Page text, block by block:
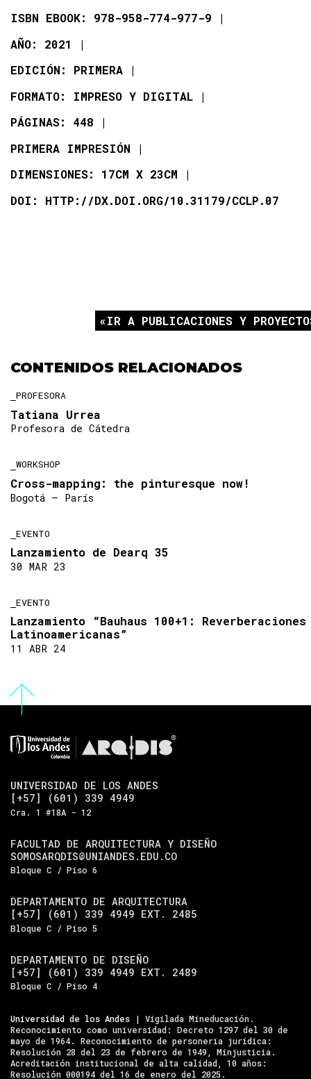
ISBN EBOOK: 978-958-774-977-9
AÑO: 2021
EDICIÓN: PRIMERA
FORMATO: IMPRESO Y DIGITAL
PÁGINAS: 448
PRIMERA IMPRESIÓN
DIMENSIONES: 17CM X 23CM
DOI: HTTP://DX.DOI.ORG/10.31179/CCLP.07
IR A PUBLICACIONES Y
CONTENIDOS RELACIONADOS
PROFESORA
Tatiana Urrea
Profesora de Cátedra
WORKSHOP
Cross-mapping: the pinturesque now!
Bogotá — París
EVENTO
Lanzamiento de Dearq 35
30 MAR 23
EVENTO
Lanzamiento “Bauhaus 100+1: Reverberaciones
Latinoamericanas”
11 ABR 24
UNIVERSIDAD DE LOS ANDES
[+57] (601) 339 4949
Cra. 1 #18A - 12
FACULTAD DE ARQUITECTURA Y DISEÑO
SOMOSARQDIS@UNIANDES.EDU.CO
Bloque C / Piso 6
DEPARTAMENTO DE ARQUITECTURA
[+57] (601) 339 4949 EXT. 2485
Bloque C / Piso 5
DEPARTAMENTO DE DISEÑO
[+57] (601) 339 4949 EXT. 2489
Bloque C / Piso 4
Universidad de los Andes | Vigilada Mineducación.
Reconocimiento como universidad: Decreto 1297 del 30 de
mayo de 1964. Reconocimiento de personería jurídica:
Resolución 28 del 23 de febrero de 1949, Minjusticia.
Acreditación institucional de alta calidad, 10 años:
Resolución 000194 del 16 de enero del 2025.